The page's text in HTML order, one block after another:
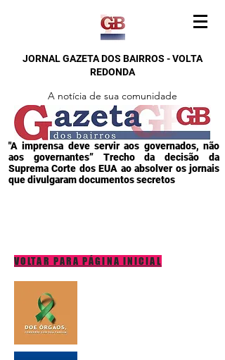
JORNAL GAZETA DOS BAIRROS - VOLTA
REDONDA
A notícia de sua comunidade
"A imprensa deve servir aos governados, não
aos governantes” Trecho da decisão da
Suprema Corte dos EUA ao absolver os jornais
que divulgaram documentos secretos
VOLTAR PARA PÁGINA INICIAL